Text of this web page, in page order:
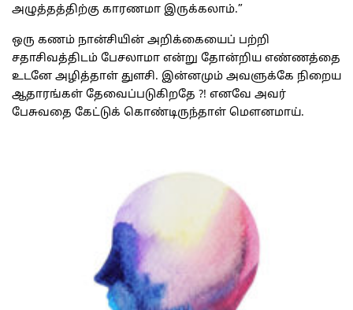
அழுத்தத்திற்கு காரணமா இருக்கலாம்.”
ஒரு கணம் நான்சியின் அறிக்கையைப் பற்றி
சதாசிவத்திடம் பேசலாமா என்று தோன்றிய எண்ணத்தை
உடனே அழித்தாள் துளசி. இன்னமும் அவளுக்கே நிறைய
ஆதாரங்கள் தேவைப்படுகிறதே ?! எனவே அவர்
பேசுவதை கேட்டுக் கொண்டிருந்தாள் மெளனமாய்.